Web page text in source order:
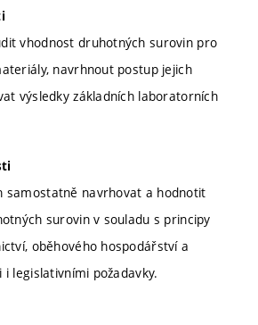
vhodnost druhotných surovin pro
navrhnout postup jejich
výsledky základních laboratorních
samostatně navrhovat a hodnotit
surovin v souladu s principy
oběhového hospodářství a
legislativními požadavky.